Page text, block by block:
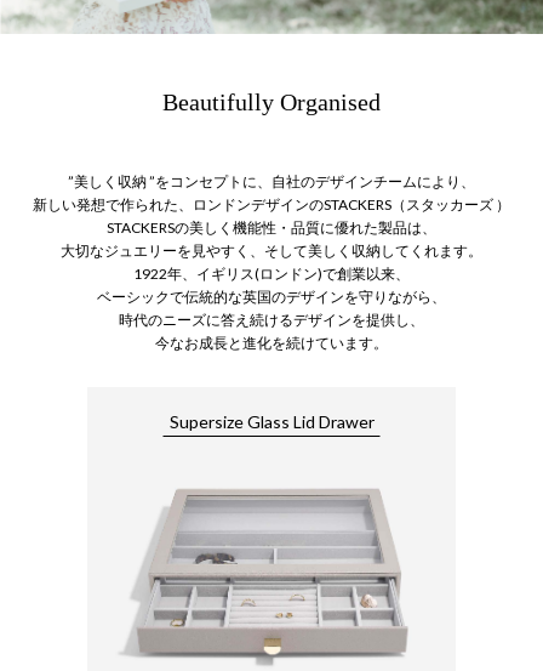
Beautifully Organised
”美しく収納 ”をコンセプトに、自社のデザインチームにより、
新しい発想で作られた、ロンドンデザインのSTACKERS（スタッカーズ ）
STACKERSの美しく機能性・品質に優れた製品は、
大切なジュエリーを見やすく、そして美しく収納してくれます。
1922年、イギリス(ロンドン)で創業以来、
ベーシックで伝統的な英国のデザインを守りながら、
時代のニーズに答え続けるデザインを提供し、
今なお成長と進化を続けています。
Supersize Glass Lid Drawer